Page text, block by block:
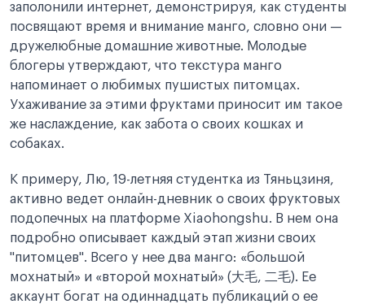
заполонили интернет, демонстрируя, как студенты
посвящают время и внимание манго, словно они —
дружелюбные домашние животные. Молодые
блогеры утверждают, что текстура манго
напоминает о любимых пушистых питомцах.
Ухаживание за этими фруктами приносит им такое
же наслаждение, как забота о своих кошках и
собаках.
К примеру, Лю, 19-летняя студентка из Тяньцзиня,
активно ведет онлайн-дневник о своих фруктовых
подопечных на платформе Xiaohongshu. В нем она
подробно описывает каждый этап жизни своих
"питомцев". Всего у нее два манго: «большой
мохнатый» и «второй мохнатый» (大毛, 二毛). Ее
аккаунт богат на одиннадцать публикаций о ее